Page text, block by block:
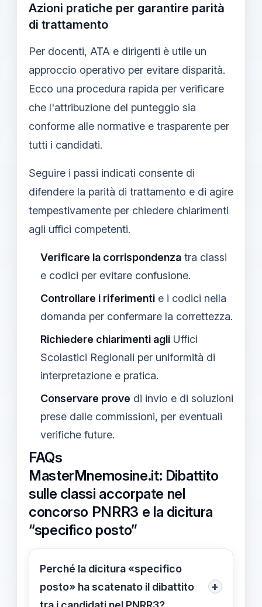
Azioni pratiche per garantire parità
di trattamento
Per docenti, ATA e dirigenti è utile un
approccio operativo per evitare disparità.
Ecco una procedura rapida per verificare
che l'attribuzione del punteggio sia
conforme alle normative e trasparente per
tutti i candidati.
Seguire i passi indicati consente di
difendere la parità di trattamento e di agire
tempestivamente per chiedere chiarimenti
agli uffici competenti.
Verificare la corrispondenza tra classi
e codici per evitare confusione.
Controllare i riferimenti e i codici nella
domanda per confermare la correttezza.
Richiedere chiarimenti agli Uffici
Scolastici Regionali per uniformità di
interpretazione e pratica.
Conservare prove di invio e di soluzioni
prese dalle commissioni, per eventuali
verifiche future.
FAQs
MasterMnemosine.it: Dibattito
sulle classi accorpate nel
concorso PNRR3 e la dicitura
“specifico posto”
Perché la dicitura «specifico
posto» ha scatenato il dibattito
+